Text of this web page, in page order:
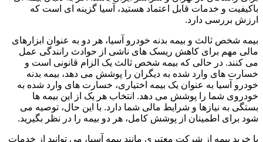
باکیفیت و خدمات قابل اعتماد هستید، آسیا گزینه ای است که
ارزش بررسی دارد.
بیمه شخص ثالث و بیمه بدنه خودرو آسیا، هر دو به عنوان ابزارهای
مالی مهم برای کاهش ریسک های ناشی از حوادث رانندگی عمل
می کنند. در حالی که بیمه شخص ثالث یک الزام قانونی است و
خسارت های وارد شده به دیگران را پوشش می دهد، بیمه بدنه
خودرو آسیا به عنوان یک بیمه اختیاری، خسارت های وارد شده به
خودروی شما را پوشش می دهد. انتخاب هر یک از این بیمه ها
بستگی به نیازها و شرایط مالی شما دارد. با این حال، توصیه می
شود برای اطمینان از پوشش کامل، هر دو بیمه را در نظر بگیرید.
با خرید بیمه از شرکت معتبری مانند بیمه آسیا، می توانید از خدمات